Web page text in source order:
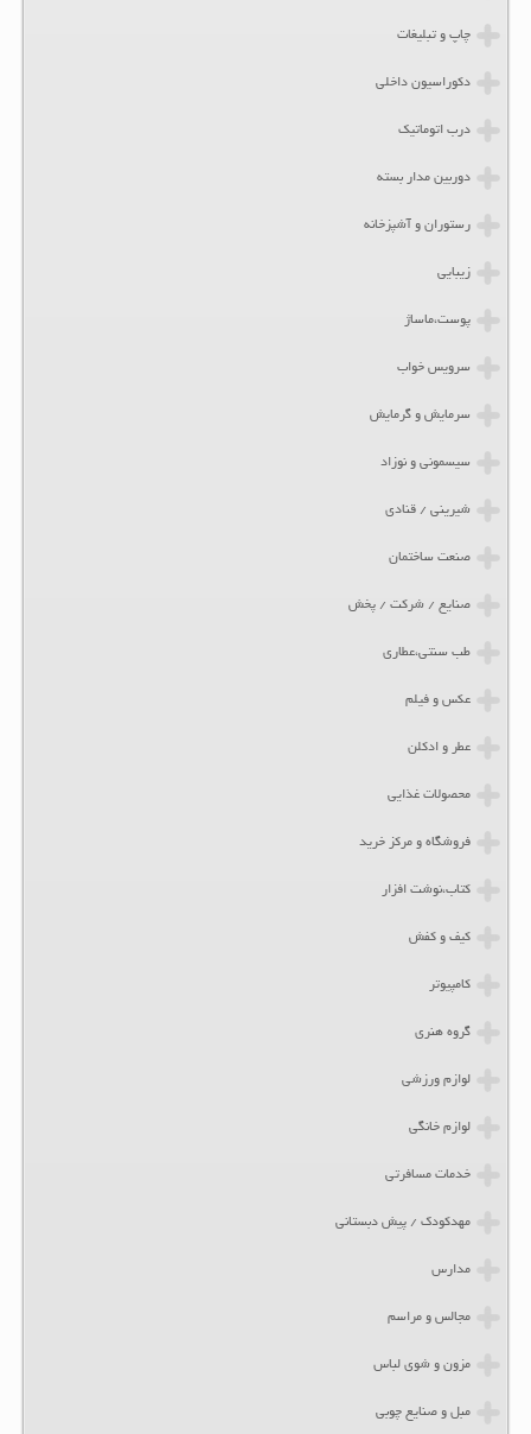
چاپ و تبلیغات
دکوراسیون داخلی
درب اتوماتیک
دوربین مدار بسته
رستوران و آشپزخانه
زیبایی
پوست،ماساژ
سرویس خواب
سرمایش و گرمایش
سیسمونی و نوزاد
شیرینی / قنادی
صنعت ساختمان
صنایع / شرکت / پخش
طب سنتی،عطاری
عکس و فیلم
عطر و ادکلن
محصولات غذایی
فروشگاه و مرکز خرید
کتاب،نوشت افزار
کیف و کفش
کامپیوتر
گروه هنری
لوازم ورزشی
لوازم خانگی
خدمات مسافرتی
مهدکودک / پیش دبستانی
مدارس
مجالس و مراسم
مزون و شوی لباس
مبل و صنایع چوبی